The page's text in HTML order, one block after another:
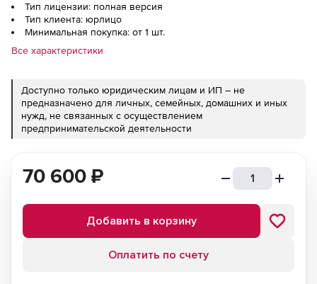
Тип лицензии: полная версия
Тип клиента: юрлицо
Минимальная покупка: от 1 шт.
Все характеристики
Доступно только юридическим лицам и ИП – не
предназначено для личных, семейных, домашних и иных
нужд, не связанных с осуществлением
предпринимательской деятельности
70 600 ₽
Добавить в корзину
Оплатить по счету